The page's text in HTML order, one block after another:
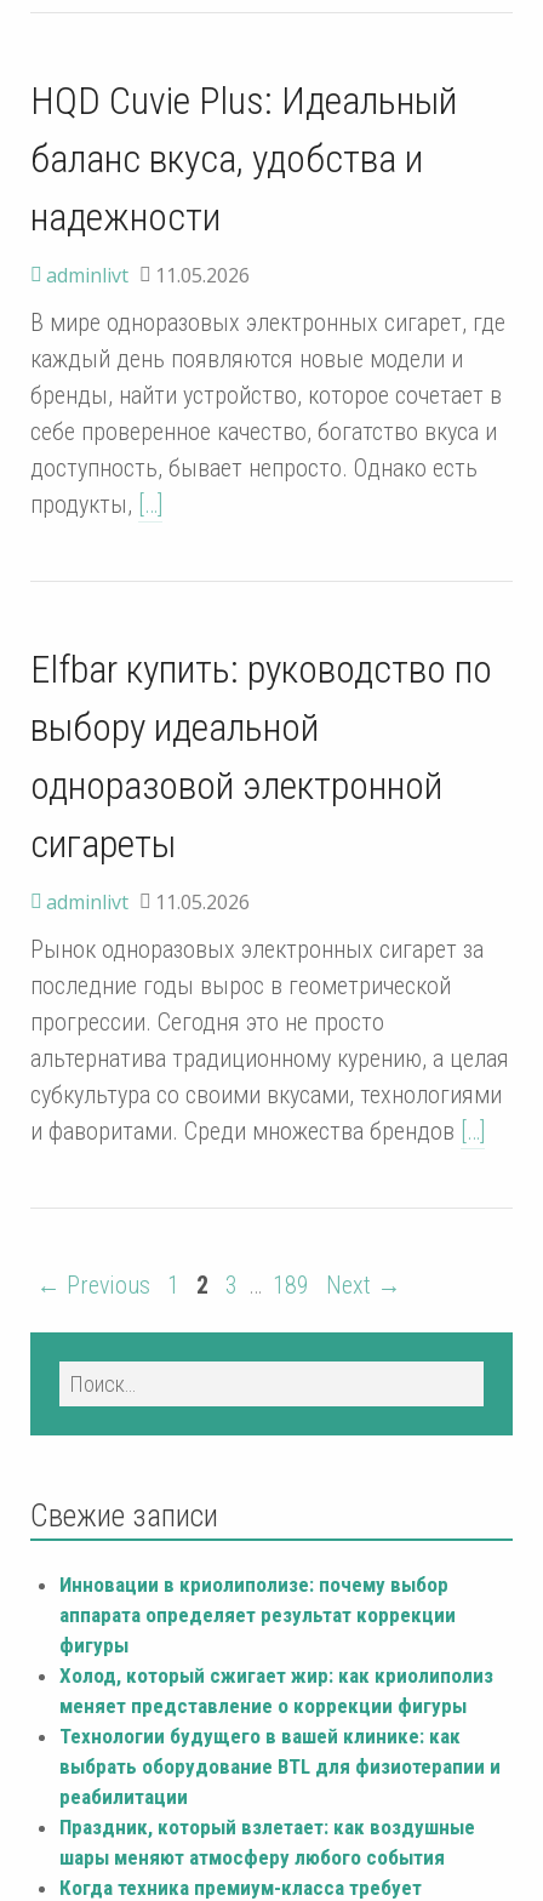
HQD Cuvie Plus: Идеальный
баланс вкуса, удобства и
надежности
adminlivt 11.05.2026
В мире одноразовых электронных сигарет, где
каждый день появляются новые модели и
бренды, найти устройство, которое сочетает в
себе проверенное качество, богатство вкуса и
доступность, бывает непросто. Однако есть
продукты, […]
Elfbar купить: руководство по
выбору идеальной
одноразовой электронной
сигареты
adminlivt 11.05.2026
Рынок одноразовых электронных сигарет за
последние годы вырос в геометрической
прогрессии. Сегодня это не просто
альтернатива традиционному курению, а целая
субкультура со своими вкусами, технологиями
и фаворитами. Среди множества брендов […]
← Previous 1 2 3 … 189 Next →
Свежие записи
Инновации в криолиполизе: почему выбор
аппарата определяет результат коррекции
фигуры
Холод, который сжигает жир: как криолиполиз
меняет представление о коррекции фигуры
Технологии будущего в вашей клинике: как
выбрать оборудование BTL для физиотерапии и
реабилитации
Праздник, который взлетает: как воздушные
шары меняют атмосферу любого события
Когда техника премиум-класса требует